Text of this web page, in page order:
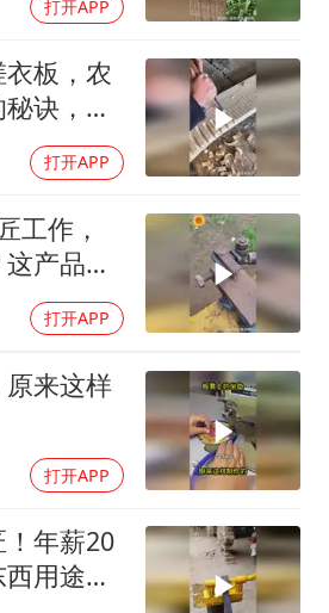
奋力开创中国式现代化建设新局面
打开APP
板，农
诀，一
打开APP
工作，
产品没
途！
打开APP
来这样
打开APP
年薪20
用途太